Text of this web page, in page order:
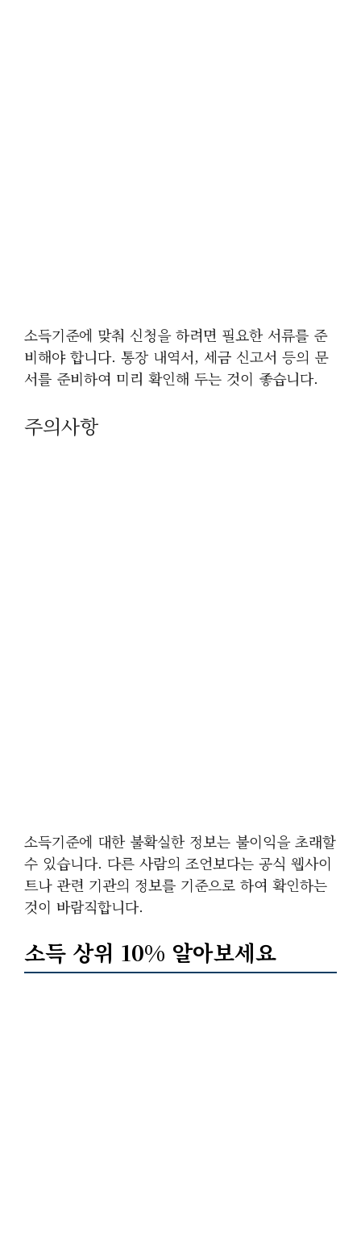
소득기준에 맞춰 신청을 하려면 필요한 서류를 준
비해야 합니다. 통장 내역서, 세금 신고서 등의 문
서를 준비하여 미리 확인해 두는 것이 좋습니다.
주의사항
소득기준에 대한 불확실한 정보는 불이익을 초래할
수 있습니다. 다른 사람의 조언보다는 공식 웹사이
트나 관련 기관의 정보를 기준으로 하여 확인하는
것이 바람직합니다.
소득 상위 10% 알아보세요